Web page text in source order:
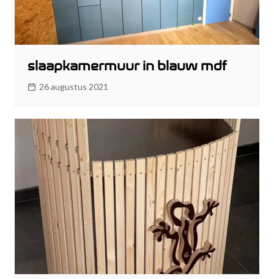
slaapkamermuur in blauw mdf
26 augustus 2021